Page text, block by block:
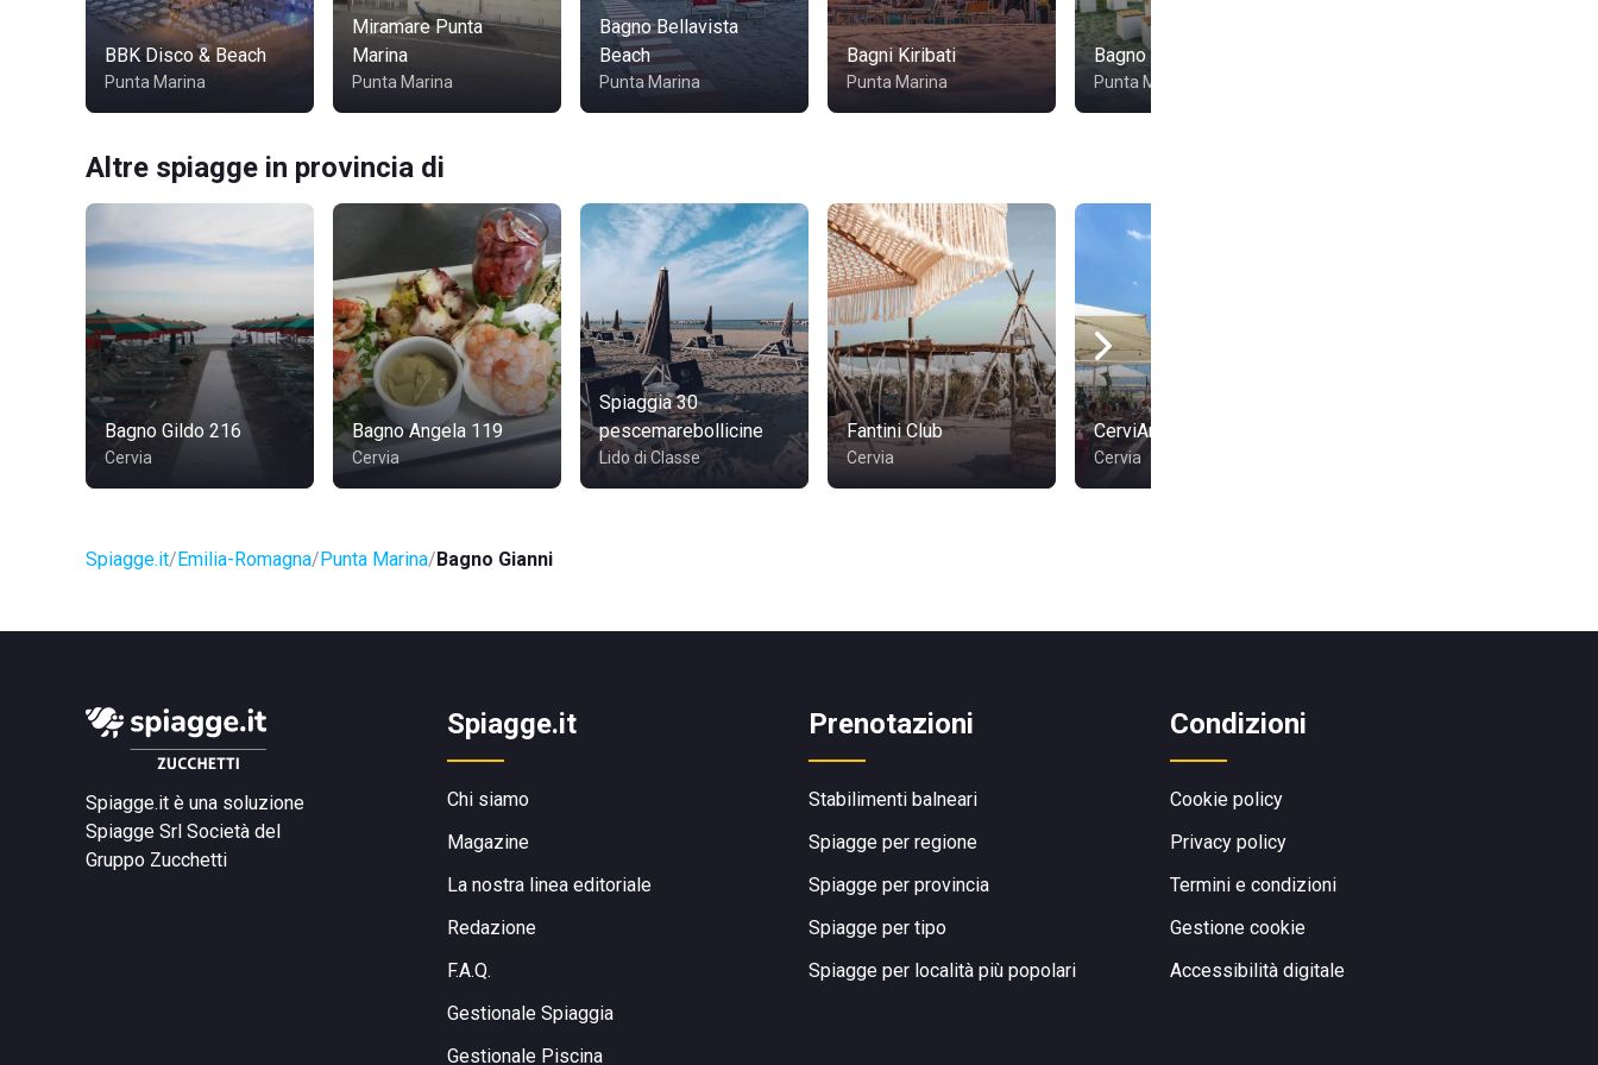
BBK Disco & Beach
Punta Marina
Miramare Punta
Marina
Punta Marina
Bagno Bellavista
Beach
Punta Marina
Bagni Kiribati
Punta Marina
Bagno Ventaglio
Punta Marina
Altre spiagge in provincia di
Bagno Gildo 216
Cervia
Bagno Angela 119
Cervia
Spiaggia 30
pescemarebollicine
Lido di Classe
Fantini Club
Cervia
CerviAmare
Cervia
Spiagge.it Emilia-Romagna Punta Marina Bagno Gianni
Spiagge.it è una soluzione
Spiagge Srl Società del
Gruppo Zucchetti
Spiagge.it
Chi siamo
Magazine
La nostra linea editoriale
Redazione
F.A.Q.
Gestionale Spiaggia
Gestionale Piscina
Prenotazioni
Stabilimenti balneari
Spiagge per regione
Spiagge per provincia
Spiagge per tipo
Spiagge per località più popolari
Condizioni
Cookie policy
Privacy policy
Termini e condizioni
Gestione cookie
Accessibilità digitale